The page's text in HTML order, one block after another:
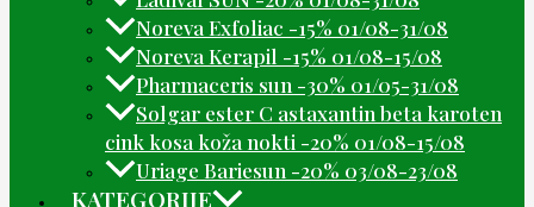
Noreva Exfoliac -15% 01/08-31/08
Noreva Kerapil -15% 01/08-15/08
Pharmaceris sun -30% 01/05-31/08
Solgar ester C astaxantin beta karoten
cink kosa koža nokti -20% 01/08-15/08
Uriage Bariesun -20% 03/08-23/08
KATEGORIJE